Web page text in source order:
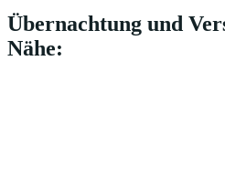
Übernachtung und
Nähe: